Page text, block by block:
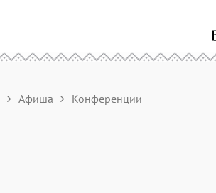
Афиша Конференции